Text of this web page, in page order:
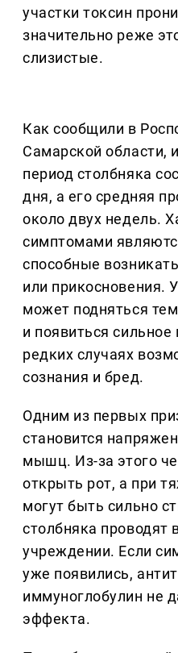
участки токсин
значительно реже
слизистые.
Как сообщили в
Самарской области,
период столбняка
дня, а его средняя
около двух недель.
симптомами
способные
или прикосновения.
может подняться
и появиться
редких случаях
сознания и бред.
Одним из первых
становится
мышц. Из-за этого
открыть рот, а при
могут быть сильно
столбняка проводят
учреждении. Если
уже появились,
иммуноглобулин не
эффекта.